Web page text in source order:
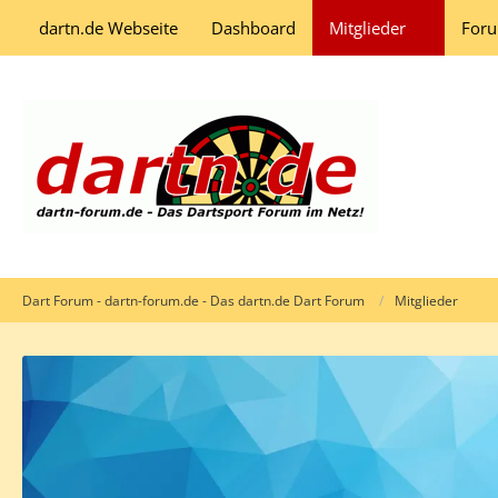
dartn.de Webseite Dashboard Mitglieder
Dart Forum - dartn-forum.de - Das dartn.de Dart Forum Mitglieder